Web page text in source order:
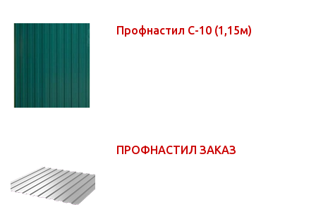
Профнастил С-10 (1,15м)
ПРОФНАСТИЛ ЗАКАЗ